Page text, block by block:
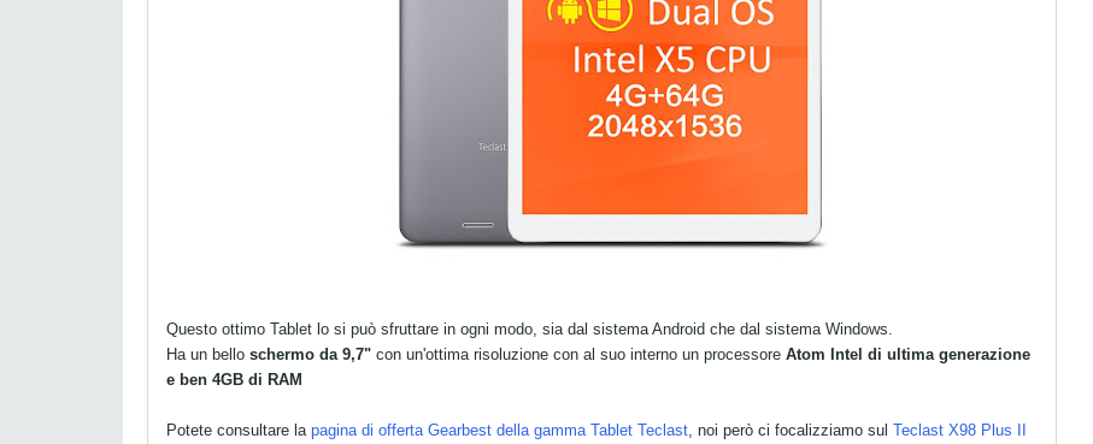
Questo ottimo Tablet lo si può sfruttare in ogni modo, sia dal sistema Android che dal sistema Windows.
Ha un bello schermo da 9,7" con un'ottima risoluzione con al suo interno un processore Atom Intel di ultima generazione
e ben 4GB di RAM
Potete consultare la pagina di offerta Gearbest della gamma Tablet Teclast, noi però ci focalizziamo sul Teclast X98 Plus II